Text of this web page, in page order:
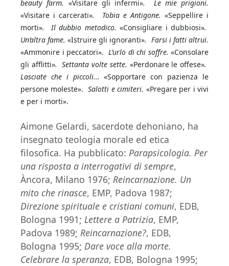
beauty farm. «Visitare gli infermi». Le mie prigioni.
«Visitare i carcerati». Tobia e Antigone. «Seppellire i
morti». Il dubbio metodico.«Consigliare i dubbiosi».
Un’altra fame.«Istruire gli ignoranti». Farsi i fatti altrui.
«Ammonire i peccatori». L’urlo di chi soffre. «Consolare
gli afflitti». Settanta volte sette. «Perdonare le offese».
Lasciate che i piccoli...«Sopportare con pazienza le
persone moleste». Salotti e cimiteri. «Pregare per i vivi
e per i morti».
Aimone Gelardi, sacerdote dehoniano, ha
insegnato teologia morale ed etica
filosofica. Ha pubblicato: Parapsicologia. Per
una risposta a interrogativi di sempre,
Àncora, Milano 1976; Reincarnazione. Un
mito che rinasce, EMP, Padova 1987;
Direzione spirituale e cristiani comuni, EDB,
Bologna 1991; Lettere a Patrizia, EMP,
Padova 1989; Reincarnazione?, EDB,
Bologna 1995; Dare voce alla morte.
Celebrare la speranza, EDB, Bologna 1995;